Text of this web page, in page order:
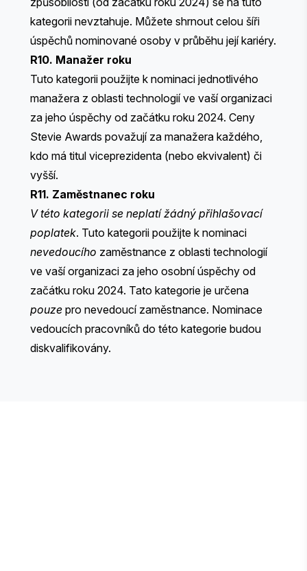
kategorii nevztahuje. Můžete shrnout celou šíři
úspěchů nominované osoby v průběhu její kariéry.
R10. Manažer roku
Tuto kategorii použijte k nominaci jednotlivého
manažera z oblasti technologií ve vaší organizaci
za jeho úspěchy od začátku roku 2024. Ceny
Stevie Awards považují za manažera každého,
kdo má titul viceprezidenta (nebo ekvivalent) či
vyšší.
R11. Zaměstnanec roku
V této kategorii se neplatí žádný přihlašovací
poplatek. Tuto kategorii použijte k nominaci
nevedoucího zaměstnance z oblasti technologií
ve vaší organizaci za jeho osobní úspěchy od
začátku roku 2024. Tato kategorie je určena
pouze pro nevedoucí zaměstnance. Nominace
vedoucích pracovníků do této kategorie budou
diskvalifikovány.